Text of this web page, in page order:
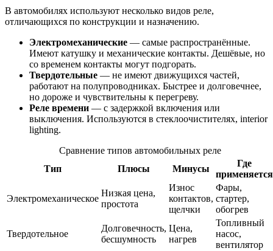
В автомобилях используют несколько видов реле,
отличающихся по конструкции и назначению.
Электромеханические — самые распространённые.
Имеют катушку и механические контакты. Дешёвые, но
со временем контакты могут подгорать.
Твердотельные — не имеют движущихся частей,
работают на полупроводниках. Быстрее и долговечнее,
но дороже и чувствительны к перегреву.
Реле времени — с задержкой включения или
выключения. Используются в стеклоочистителях, interior
lighting.
Сравнение типов автомобильных реле
Тип
Плюсы Минусы
Где
применяется
Электромеханическое
Низкая цена,
простота
Износ
контактов,
щелчки
Фары,
стартер,
обогрев
Твердотельное
Долговечность,
бесшумность
Цена,
нагрев
Топливный
насос,
вентилятор